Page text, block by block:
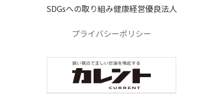
SDGsへの取り組み健康経営優良法人
プライバシーポリシー